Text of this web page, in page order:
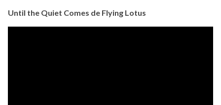
Until the Quiet Comes de Flying Lotus